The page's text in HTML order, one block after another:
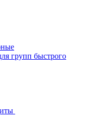
групп быстрого